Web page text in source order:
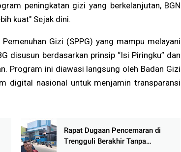
peningkatan gizi yang berkelanjutan, BGN
kuat" Sejak dini.
Gizi (SPPG) yang mampu melayani
disusun berdasarkan prinsip “Isi Piringku” dan
Program ini diawasi langsung oleh Badan Gizi
digital nasional untuk menjamin transparansi
Rapat Dugaan Pencemaran di
Trengguli Berakhir Tanpa